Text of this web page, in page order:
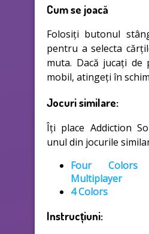
Cum se joacă
Folosiți butonul
pentru a selecta
muta. Dacă jucați de
mobil, atingeți în
Jocuri similare:
Îți place Addiction
unul din jocurile
Four
Multiplayer
4 Colors
Instrucțiuni: